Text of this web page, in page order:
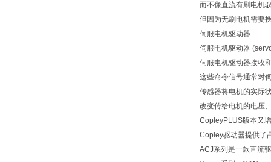
而不像直流有刷电机
但因为无刷电机需要
伺服电机驱动器
伺服电机驱动器
伺服电机驱动器接收
这些命令信号通常对
传感器将电机的实际
改变传给电机的电压
CopleyPLUS版本又
Copley驱动器提供了
ACJ系列是一款直流